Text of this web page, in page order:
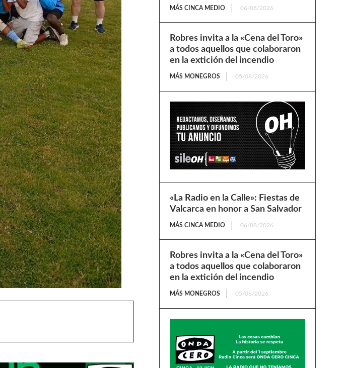
MÁS CINCA MEDIO 06/08/2026
Robres invita a la «Cena del Toro»
a todos aquellos que colaboraron
en la extición del incendio
MÁS MONEGROS 05/08/2026
«La Radio en la Calle»: Fiestas de
Valcarca en honor a San Salvador
MÁS CINCA MEDIO 06/08/2026
Robres invita a la «Cena del Toro»
a todos aquellos que colaboraron
en la extición del incendio
MÁS MONEGROS 05/08/2026